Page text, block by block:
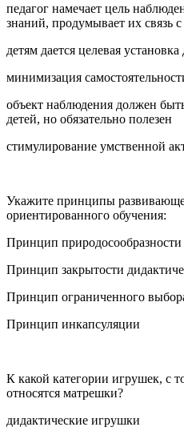
педагог намечает цель
знаний, продумывает их связь
детям дается целевая
минимизация
объект наблюдения должен
детей, но обязательно полезен
стимулирование умственной
Укажите принципы
ориентированного обучения:
Принцип природосообразности
Принцип закрытости
Принцип ограниченного
Принцип инкапсуляции
К какой категории игрушек, с
относятся матрешки?
дидактические игрушки